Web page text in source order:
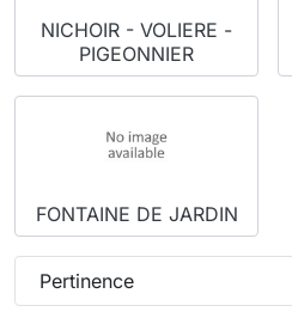
NICHOIR - VOLIERE -
PIGEONNIER
FONTAINE DE JARDIN
Pertinence